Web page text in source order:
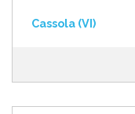
Cassola (VI)